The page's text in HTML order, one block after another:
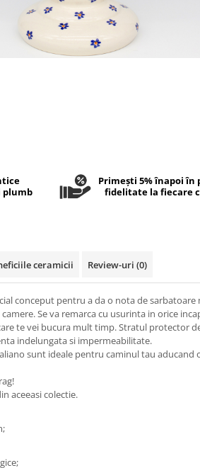
plumb
Primești 5% înapoi în
fidelitate la fiecare
ceramicii Review-uri (0)
conceput pentru a da o nota de sarbatoare
Se va remarca cu usurinta in orice
te vei bucura mult timp. Stratul protector
indelungata si impermeabilitate.
sunt ideale pentru caminul tau aducand
aceeasi colectie.